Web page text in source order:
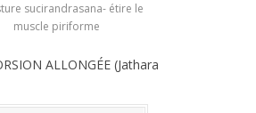
sucirandrasana- étire le
muscle piriforme
ALLONGÉE (Jathara